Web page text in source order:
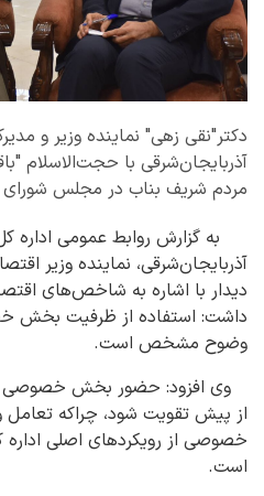
دکتر"نقی زهی" نماینده وزیر و
آذربایجان‌شرقی با حجت‌الاسلام
مردم شریف بناب در مجلس شورای
به گزارش روابط عمومی اداره
آذربایجان‌شرقی، نماینده وزیر
دیدار با اشاره به شاخص‌های
داشت: استفاده از ظرفیت بخش
وضوح مشخص است.
وی افزود: حضور بخش خصوصی
از پیش تقویت شود، چراکه
خصوصی از رویکردهای اصلی اداره
است.